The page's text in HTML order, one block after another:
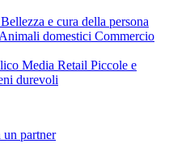
Bellezza e cura della persona
Animali domestici Commercio
Media Retail Piccole e
durevoli
un partner